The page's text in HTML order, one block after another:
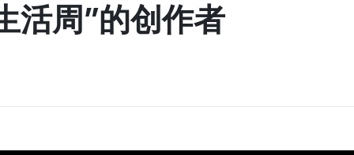
活周”的创作者